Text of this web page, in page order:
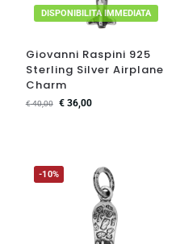
DISPONIBILITA IMMEDIATA
Giovanni Raspini 925
Sterling Silver Airplane
Charm
€40,00 €36,00
-10%